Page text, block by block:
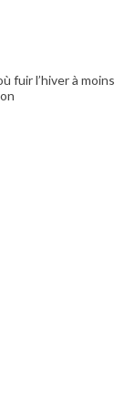
fuir l’hiver à moins